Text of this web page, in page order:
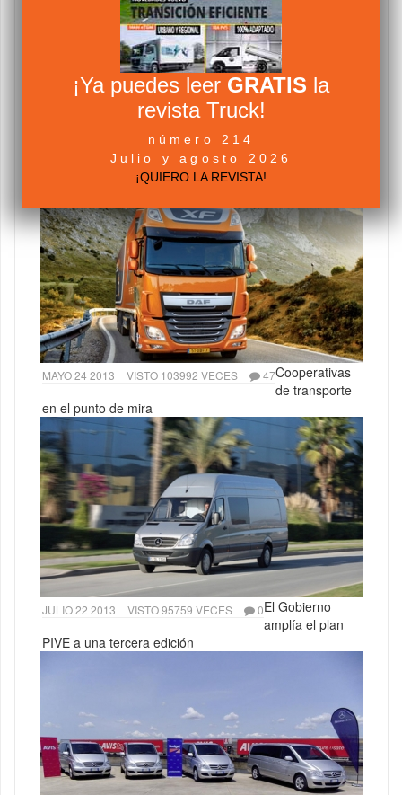
NOVIEMBRE 19 2012 VISTO 271886 VECES
MAYO 24 2013 VISTO 103992 VECES 47Cooperativas
de transporte
en el punto de mira
JULIO 22 2013 VISTO 95759 VECES 0El Gobierno
amplía el plan
PIVE a una tercera edición
¡Ya puedes leer GRATIS la
revista Truck!
número 214
Julio y agosto 2026
¡QUIERO LA REVISTA!